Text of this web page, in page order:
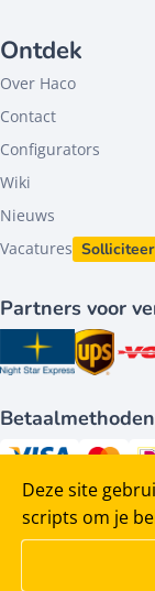
Deze site
scripts om je
Ontdek
Over Haco
Contact
Configurators
Wiki
Nieuws
Vacatures
Partners voor
Betaalmethoden
Volg ons op